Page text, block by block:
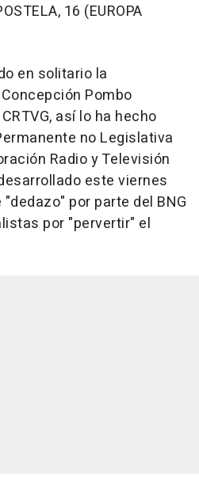
16 (EUROPA
en solitario la
Pombo
así lo ha hecho
no Legislativa
Radio y Televisión
este viernes
por parte del BNG
por "pervertir" el